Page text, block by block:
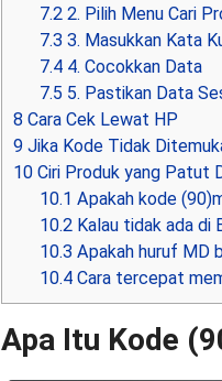
7.2 2. Pilih Menu Cari
7.3 3. Masukkan Kata
7.4 4. Cocokkan Data
7.5 5. Pastikan Data
8 Cara Cek Lewat HP
9 Jika Kode Tidak
10 Ciri Produk yang Patut
10.1 Apakah kode
10.2 Kalau tidak ada di
10.3 Apakah huruf MD
10.4 Cara tercepat
Apa Itu Kode